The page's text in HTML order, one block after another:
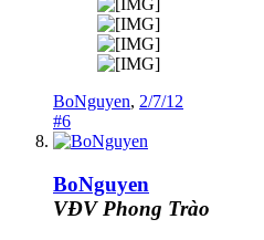
BoNguyen, 2/7/12
#6
BoNguyen
VĐV Phong Trào